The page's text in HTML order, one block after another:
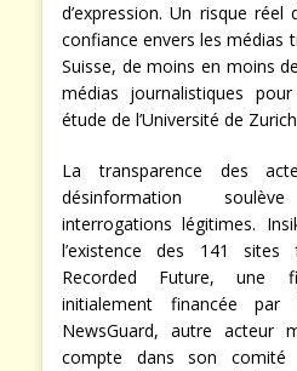
d’expression. Un risque
confiance envers les médias
Suisse, de moins en moins
médias journalistiques
étude de l’Université de
La transparence des
désinformation
interrogations légitimes.
l’existence des 141 sites
Recorded Future, une
initialement financée
NewsGuard, autre acteur
compte dans son comité